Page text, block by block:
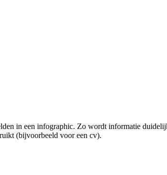
in een infographic. Zo wordt informatie
(bijvoorbeeld voor een cv).